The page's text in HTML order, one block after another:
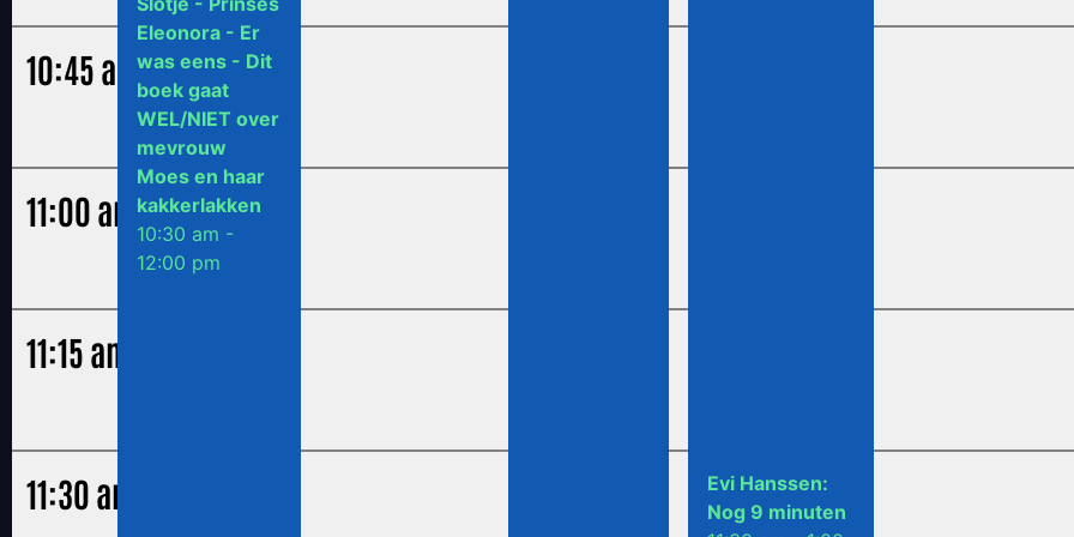
zit verstopt -
Giraf wil ook
een geluid
10:30 am -
12:00 pm
Eleonora - Er
was eens - Dit
boek gaat
WEL/NIET over
mevrouw
Moes en haar
kakkerlakken
10:30 am -
12:00 pm
Evi Hanssen:
Nog 9 minuten
10:45 am
11:00 am
11:15 am
11:30 am